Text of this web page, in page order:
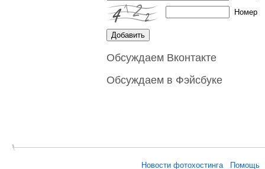
Номер
Обсуждаем Вконтакте
Обсуждаем в Фэйсбуке
Новости фотохостинга Помощь